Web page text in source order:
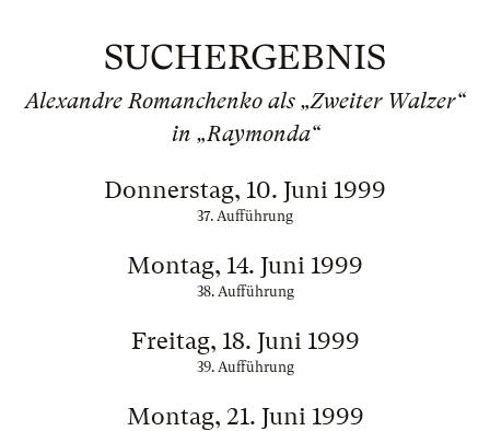
SUCHERGEBNIS
Alexandre Romanchenko als „Zweiter Walzer“
in „Raymonda“
Donnerstag, 10. Juni 1999
37. Aufführung
Montag, 14. Juni 1999
38. Aufführung
Freitag, 18. Juni 1999
39. Aufführung
Montag, 21. Juni 1999